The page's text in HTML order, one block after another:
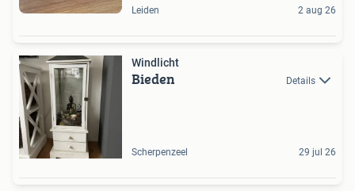
Leiden 2 aug 26
Windlicht
Bieden Details
Scherpenzeel 29 jul 26